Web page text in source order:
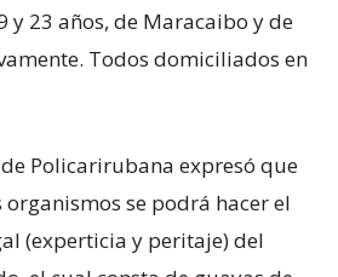
y 23 años, de Maracaibo y de
Todos domiciliados en
Policarirubana expresó que
se podrá hacer el
(experticia y peritaje) del